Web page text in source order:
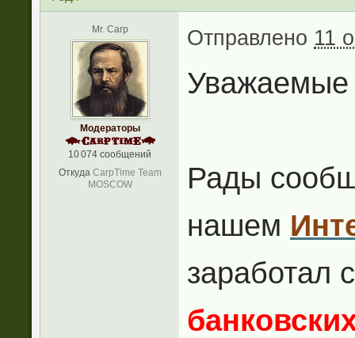
Mr. Carp
Модераторы
10 074 сообщений
Откуда CarpTime Team
MOSCOW
Отправлено 11
Уважаемые
Рады
нашем
заработал